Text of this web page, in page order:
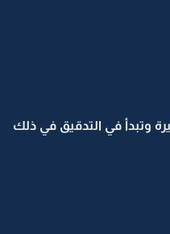
وتبدأ في التدقيق في ذلك